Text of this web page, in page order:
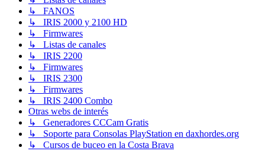
↳ FANOS
↳ IRIS 2000 y 2100 HD
↳ Firmwares
↳ Listas de canales
↳ IRIS 2200
↳ Firmwares
↳ IRIS 2300
↳ Firmwares
↳ IRIS 2400 Combo
Otras webs de interés
↳ Generadores CCCam Gratis
↳ Soporte para Consolas PlayStation en daxhordes.org
↳ Cursos de buceo en la Costa Brava